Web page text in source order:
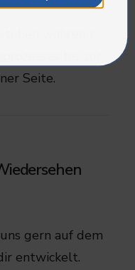
Seite.​
gern auf dem
entwickelt.